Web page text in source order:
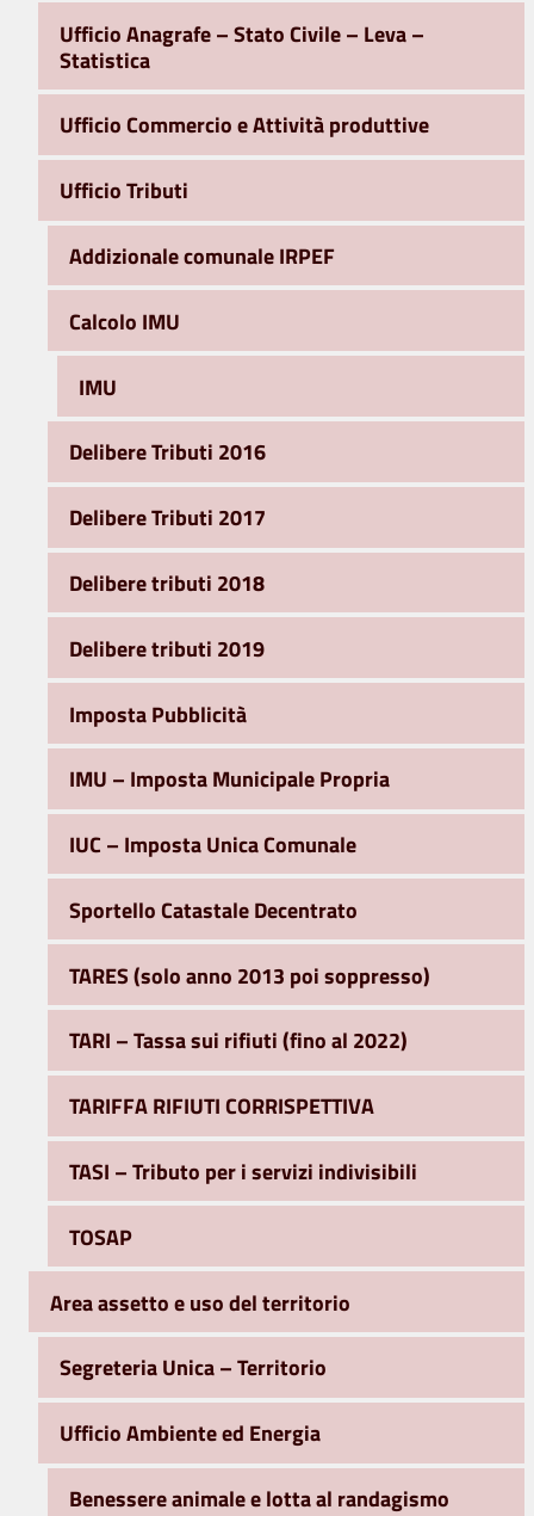
Ufficio Anagrafe – Stato Civile – Leva –
Statistica
Ufficio Commercio e Attività produttive
Ufficio Tributi
Addizionale comunale IRPEF
Calcolo IMU
IMU
Delibere Tributi 2016
Delibere Tributi 2017
Delibere tributi 2018
Delibere tributi 2019
Imposta Pubblicità
IMU – Imposta Municipale Propria
IUC – Imposta Unica Comunale
Sportello Catastale Decentrato
TARES (solo anno 2013 poi soppresso)
TARI – Tassa sui rifiuti (fino al 2022)
TARIFFA RIFIUTI CORRISPETTIVA
TASI – Tributo per i servizi indivisibili
TOSAP
Area assetto e uso del territorio
Segreteria Unica – Territorio
Ufficio Ambiente ed Energia
Benessere animale e lotta al randagismo